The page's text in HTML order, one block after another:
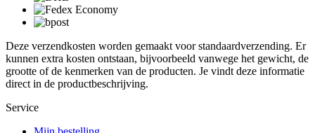
Deze verzendkosten worden gemaakt voor standaardverzending. Er
kunnen extra kosten ontstaan, bijvoorbeeld vanwege het gewicht, de
grootte of de kenmerken van de producten. Je vindt deze informatie
direct in de productbeschrijving.
Service